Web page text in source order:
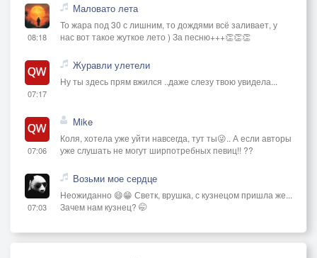
08:18
Маловато лета
То жара под 30 с лишним, то дождями всё заливает, у
нас вот такое жуткое лето ) За песню+++👏👏👏
07:17
Журавли улетели
Ну ты здесь прям вжился ..даже слезу твою увидела...
07:06
Mike
Коля, хотела уже уйти навсегда, тут ты😜.. А если авторы
уже слушать не могут ширпотребных певиц!! ??
07:03
Возьми мое сердце
Неожиданно 😄😁 Светк, врушка, с кузнецом пришла же...
Зачем нам кузнец? 🤭